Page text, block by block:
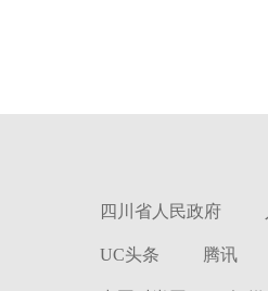
四川省人民政府
UC头条 腾讯